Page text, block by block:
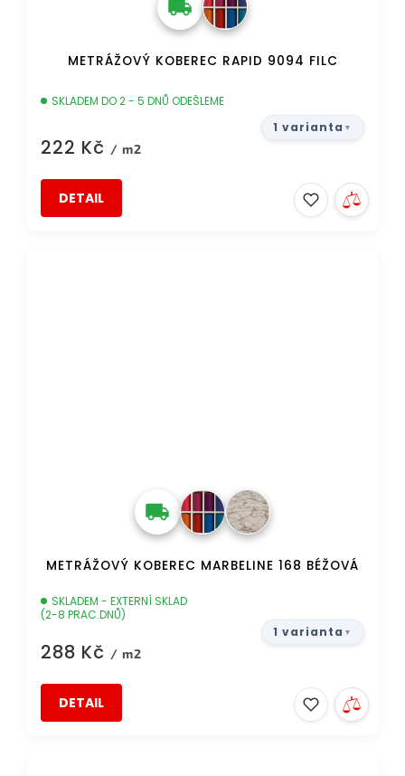
METRÁŽOVÝ KOBEREC RAPID 9094 FILC
SKLADEM DO 2 - 5 DNŮ ODEŠLEME
222 Kč / m2
DETAIL
1 varianta
METRÁŽOVÝ KOBEREC MARBELINE 168 BÉŽOVÁ
SKLADEM - EXTERNÍ SKLAD
(2-8 PRAC.DNŮ)
288 Kč / m2
DETAIL
1 varianta